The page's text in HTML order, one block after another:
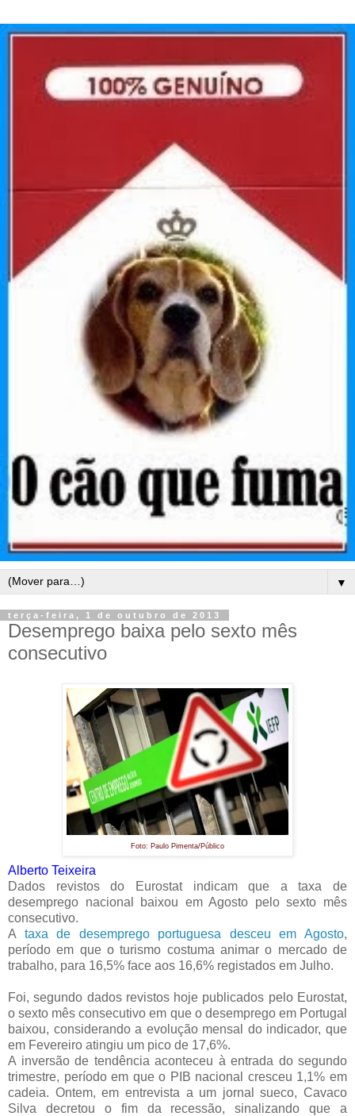
▼
terça-feira, 1 de outubro de 2013
Desemprego baixa pelo sexto mês
consecutivo
Foto: Paulo Pimenta/Público
Alberto Teixeira
Dados revistos do Eurostat indicam que a taxa de
desemprego nacional baixou em Agosto pelo sexto mês
consecutivo.
A taxa de desemprego portuguesa desceu em Agosto,
período em que o turismo costuma animar o mercado de
trabalho, para 16,5% face aos 16,6% registados em Julho.
Foi, segundo dados revistos hoje publicados pelo Eurostat,
o sexto mês consecutivo em que o desemprego em Portugal
baixou, considerando a evolução mensal do indicador, que
em Fevereiro atingiu um pico de 17,6%.
A inversão de tendência aconteceu à entrada do segundo
trimestre, período em que o PIB nacional cresceu 1,1% em
cadeia. Ontem, em entrevista a um jornal sueco, Cavaco
Silva decretou o fim da recessão, sinalizando que a